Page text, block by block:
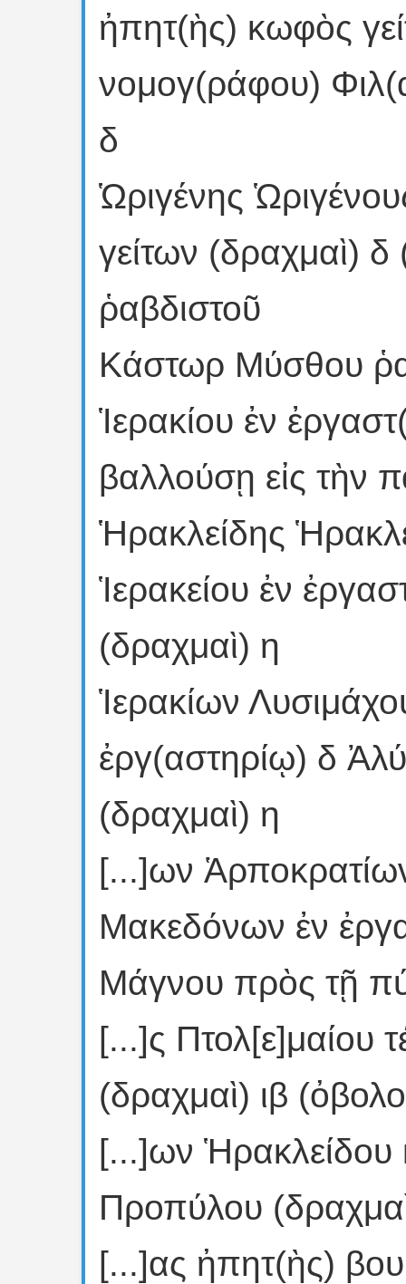
ἠπητ(ὴς) κωφὸς
νομογ(ράφου)
δ
Ὡριγένης
γείτων (δραχμαὶ)
ῥαβδιστοῦ
Κάστωρ Μύσθου
Ἱερακίου ἐν
βαλλούσῃ εἰς τὴν
Ἡρακλείδης
Ἱερακείου ἐν
(δραχμαὶ) η
Ἱερακίων
ἐργ(αστηρίῳ) δ
(δραχμαὶ) η
[...]ων
Μακεδόνων ἐν
Μάγνου πρὸς τῇ
[...]ς Πτολ[ε]μαίου
(δραχμαὶ) ιβ
[...]ων Ἡρακλείδου
Προπύλου
[...]ας ἠπητ(ὴς)